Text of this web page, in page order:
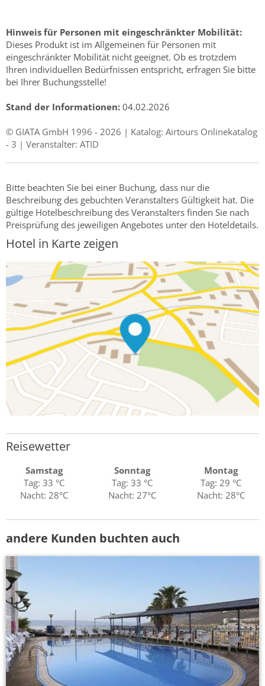
Hinweis für Personen mit eingeschränkter Mobilität:
Dieses Produkt ist im Allgemeinen für Personen mit
eingeschränkter Mobilität nicht geeignet. Ob es trotzdem
Ihren individuellen Bedürfnissen entspricht, erfragen Sie bitte
bei Ihrer Buchungsstelle!
Stand der Informationen: 04.02.2026
© GIATA GmbH 1996 - 2026 | Katalog: Airtours Onlinekatalog
- 3 | Veranstalter: ATID
Bitte beachten Sie bei einer Buchung, dass nur die
Beschreibung des gebuchten Veranstalters Gültigkeit hat. Die
gültige Hotelbeschreibung des Veranstalters finden Sie nach
Preisprüfung des jeweiligen Angebotes unter den Hoteldetails.
Hotel in Karte zeigen
Reisewetter
Samstag
Tag: 33 °C
Nacht: 28°C
Sonntag
Tag: 33 °C
Nacht: 27°C
Montag
Tag: 29 °C
Nacht: 28°C
andere Kunden buchten auch